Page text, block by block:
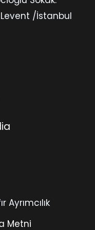
Levent /İstanbul
Ayrımcılık
Metni